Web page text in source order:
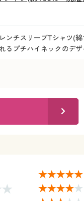
ンチスリーブTシャツ(
るプチハイネックのデザ